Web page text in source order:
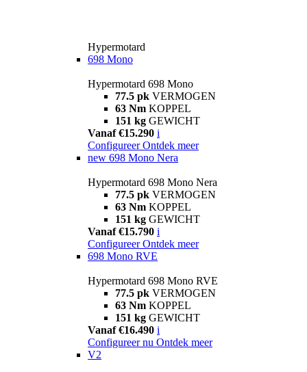
Hypermotard
698 Mono
Hypermotard 698 Mono
77.5 pk VERMOGEN
63 Nm KOPPEL
151 kg GEWICHT
Vanaf €15.290 i
Configureer Ontdek meer
new 698 Mono Nera
Hypermotard 698 Mono Nera
77.5 pk VERMOGEN
63 Nm KOPPEL
151 kg GEWICHT
Vanaf €15.790 i
Configureer Ontdek meer
698 Mono RVE
Hypermotard 698 Mono RVE
77.5 pk VERMOGEN
63 Nm KOPPEL
151 kg GEWICHT
Vanaf €16.490 i
Configureer nu Ontdek meer
V2